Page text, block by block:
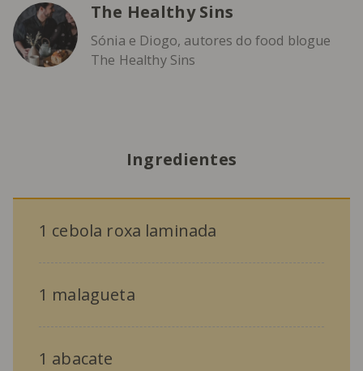
The Healthy Sins
Sónia e Diogo, autores do food blogue
The Healthy Sins
Ingredientes
1 cebola roxa laminada
1 malagueta
1 abacate